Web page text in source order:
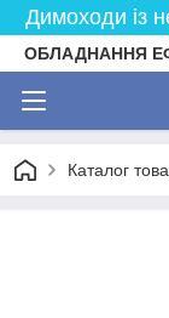
Димоходи із
ОБЛАДНАННЯ
Каталог